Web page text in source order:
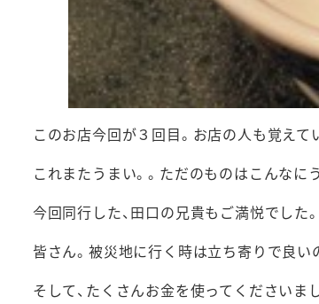
このお店今回が３回目。お店の人も覚えて
これまたうまい。。ただのものはこんなに
今回同行した、田口の兄貴もご満悦でした。
皆さん。被災地に行く時は立ち寄りで良い
そして、たくさんお金を使ってくださいまし